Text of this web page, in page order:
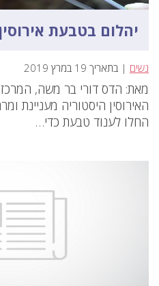
יהלום בטבעת
נשים | בתאריך 19 במרץ 2019
מאת: הדס דורי בר משה, המרכז
האירוסין היסטוריה מעניינת
החלו לענוד טבעת כדי…